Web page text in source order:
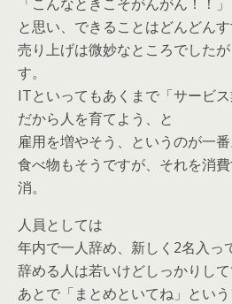
と思い、できることはどんどんす
売り上げは微妙なところでした
す。
ITといってもあくまで「サービス
だから人を育てよう、と
雇用を増やそう、というのが一番
食べ物もそうですが、それを消
消。
人員としては
年内で一人辞め、新しく2名入っ
辞める人は若いけどしっかりして
あとで「まとめといてね」とい